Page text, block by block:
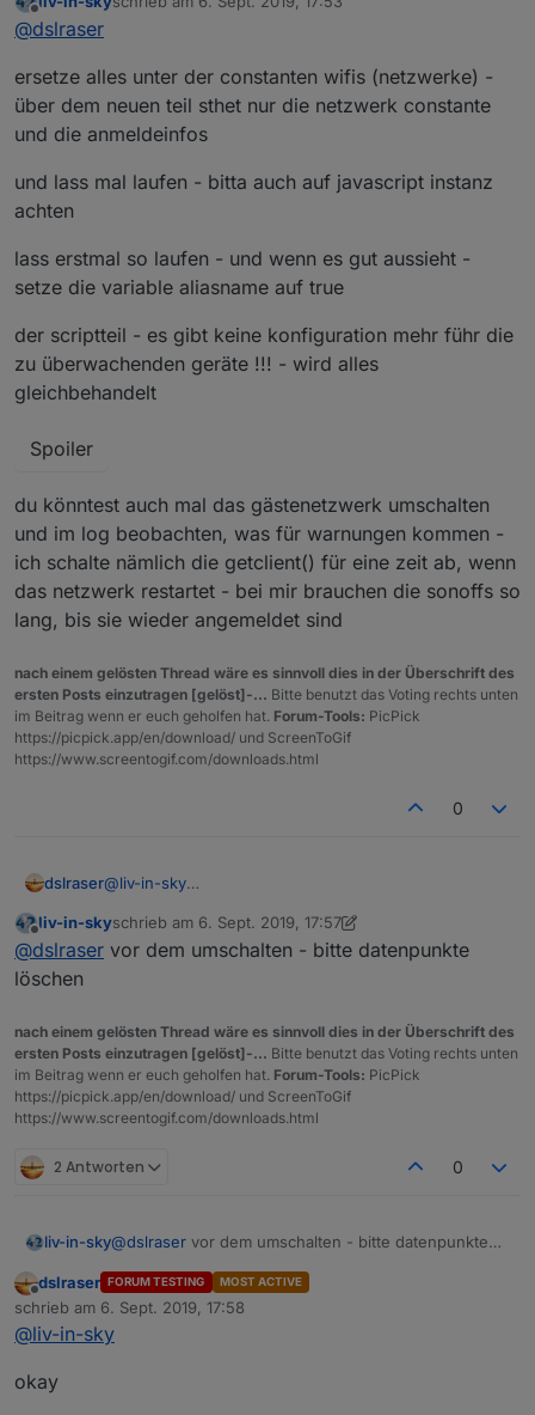
Offline zuletzt editiert von
@dslraser
ersetze alles unter der constanten wifis (netzwerke) -
über dem neuen teil sthet nur die netzwerk constante
und die anmeldeinfos
und lass mal laufen - bitta auch auf javascript instanz
achten
lass erstmal so laufen - und wenn es gut aussieht -
setze die variable aliasname auf true
der scriptteil - es gibt keine konfiguration mehr führ die
zu überwachenden geräte !!! - wird alles
gleichbehandelt
Spoiler
du könntest auch mal das gästenetzwerk umschalten
und im log beobachten, was für warnungen kommen -
ich schalte nämlich die getclient() für eine zeit ab, wenn
das netzwerk restartet - bei mir brauchen die sonoffs so
lang, bis sie wieder angemeldet sind
nach einem gelösten Thread wäre es sinnvoll dies in der Überschrift des
ersten Posts einzutragen [gelöst]-... Bitte benutzt das Voting rechts unten
im Beitrag wenn er euch geholfen hat. Forum-Tools: PicPick
https://picpick.app/en/download/ und ScreenToGif
https://www.screentogif.com/downloads.html
0
dslraser@liv-in-sky
Offline
liv-in-skyschrieb am 6. Sept. 2019, 17:57
zuletzt editiert von liv-in-sky9. Juni 2019, 19:57
@dslraser vor dem umschalten - bitte datenpunkte
löschen
nach einem gelösten Thread wäre es sinnvoll dies in der Überschrift des
ersten Posts einzutragen [gelöst]-... Bitte benutzt das Voting rechts unten
im Beitrag wenn er euch geholfen hat. Forum-Tools: PicPick
https://picpick.app/en/download/ und ScreenToGif
https://www.screentogif.com/downloads.html
2 Antworten 0
liv-in-sky@dslraser vor dem umschalten - bitte datenpunkte
Offline
dslraser FORUM TESTING MOST ACTIVE
schrieb am 6. Sept. 2019, 17:58
zuletzt editiert von
@liv-in-sky
okay